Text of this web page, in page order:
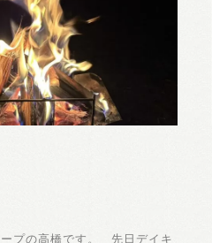
プの高橋です。 先日デイキ